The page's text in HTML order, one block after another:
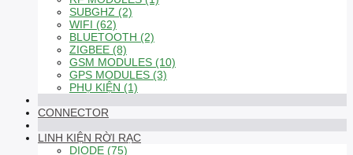
SUBGHZ (2)
WIFI (62)
BLUETOOTH (2)
ZIGBEE (8)
GSM MODULES (10)
GPS MODULES (3)
PHỤ KIỆN (1)
CONNECTOR
LINH KIỆN RỜI RẠC
DIODE (75)